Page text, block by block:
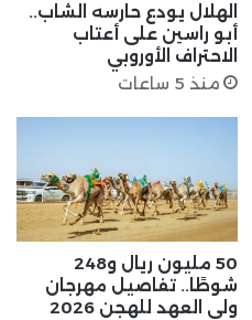
الهلال يودع حارسه الشاب..
أبو راسين على أعتاب
الاحتراف الأوروبي
منذ 5 ساعات
50 مليون ريال و248
شوطًا.. تفاصيل مهرجان
ولي العهد للهجن 2026